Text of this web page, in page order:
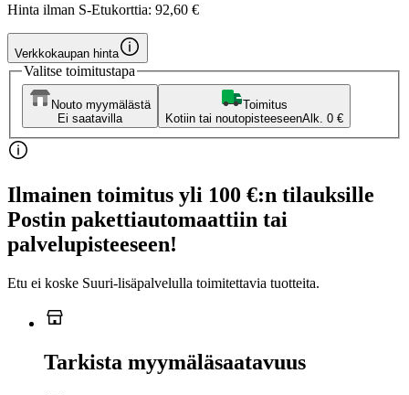
Hinta ilman S-Etukorttia: 92,60 €
Verkkokaupan hinta
Valitse toimitustapa
Nouto myymälästä
Ei saatavilla
Toimitus
Kotiin tai noutopisteeseenAlk. 0 €
Ilmainen toimitus yli 100 €:n tilauksille
Postin pakettiautomaattiin tai
palvelupisteeseen!
Etu ei koske Suuri‑lisäpalvelulla toimitettavia tuotteita.
Tarkista myymäläsaatavuus